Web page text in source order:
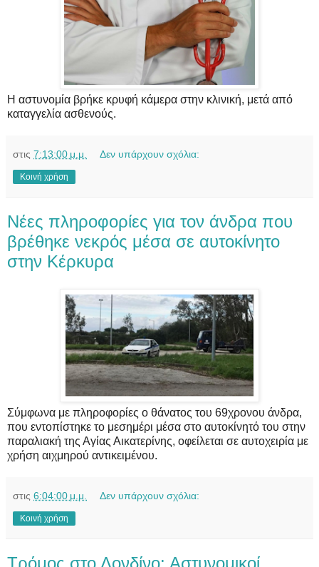
Η αστυνομία βρήκε κρυφή κάμερα στην κλινική, μετά από
καταγγελία ασθενούς.
στις 7:13:00 μ.μ. Δεν υπάρχουν σχόλια:
Κοινή χρήση
Νέες πληροφορίες για τον άνδρα που
βρέθηκε νεκρός μέσα σε αυτοκίνητο
στην Κέρκυρα
Σύμφωνα με πληροφορίες ο θάνατος του 69χρονου άνδρα,
που εντοπίστηκε το μεσημέρι μέσα στο αυτοκίνητό του στην
παραλιακή της Αγίας Αικατερίνης, οφείλεται σε αυτοχειρία με
χρήση αιχμηρού αντικειμένου.
στις 6:04:00 μ.μ. Δεν υπάρχουν σχόλια:
Κοινή χρήση
Τρόμος στο Λονδίνο: Αστυνομικοί